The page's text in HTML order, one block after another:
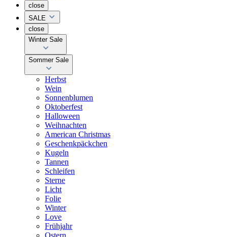
close
SALE
close
Winter Sale
Sommer Sale
Herbst
Wein
Sonnenblumen
Oktoberfest
Halloween
Weihnachten
American Christmas
Geschenkpäckchen
Kugeln
Tannen
Schleifen
Sterne
Licht
Folie
Winter
Love
Frühjahr
Ostern